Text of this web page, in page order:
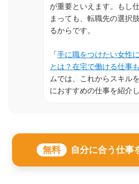
が重要といえます。もし
まっても、転職先の選択
るからです。
「 手に職をつけたい女性
とは？在宅で働ける仕事
ムでは、これからスキル
におすすめの仕事を紹介
無料 自分に合う仕事